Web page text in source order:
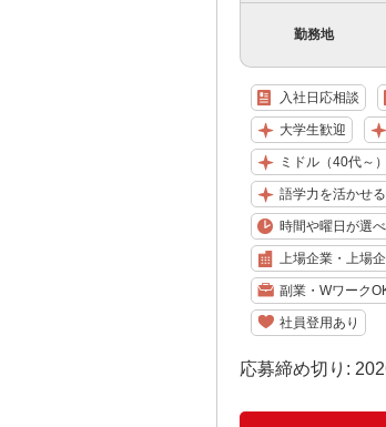
勤務地
入社日応相談
大学生歓迎
ミドル（40代～
語学力を活かせる
時間や曜日が選
上場企業・上場
副業・Wワーク
社員登用あり
応募締め切り: